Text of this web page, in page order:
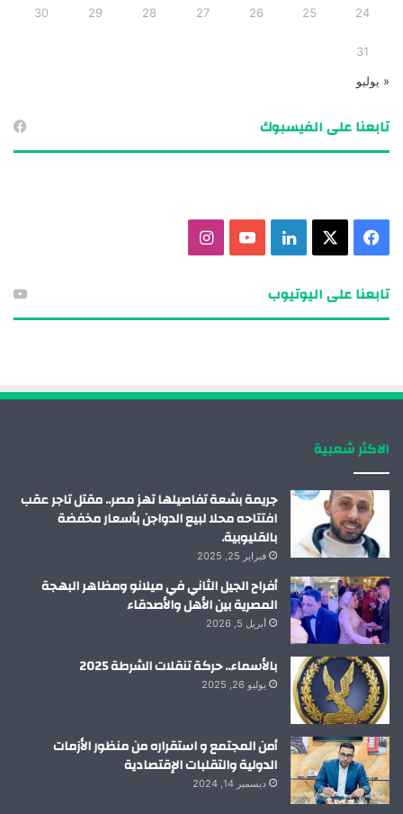
24
25
26
27
28
29
30
31
« يوليو
تابعنا على الفيسبوك
م
تابعنا على اليوتيوب
الاكثر شعبية
جريمة بشعة تفاصيلها تهز مصر.. مقتل تاجر عقب
افتتاحه محلا لبيع الدواجن بأسعار مخفضة
بالقليوبية.
فبراير 25, 2025
أفراح الجيل الثاني في ميلانو ومظاهر البهجة
المصرية بين الأهل والأصدقاء
أبريل 5, 2026
بالأسماء.. حركة تنقلات الشرطة 2025
يوليو 26, 2025
أمن المجتمع و استقراره من منظور الأزمات
الدولية والتقلبات الإقتصادية
ديسمبر 14, 2024